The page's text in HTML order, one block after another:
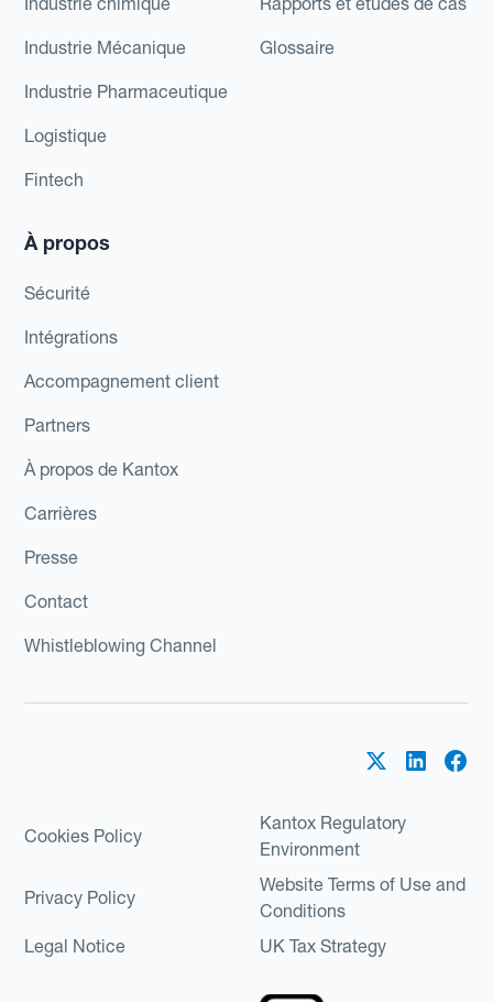
Industrie Mécanique
Industrie Pharmaceutique
Logistique
Fintech
Glossaire
À propos
Sécurité
Intégrations
Accompagnement client
Partners
À propos de Kantox
Carrières
Presse
Contact
Whistleblowing Channel
Cookies Policy
Kantox Regulatory
Environment
Privacy Policy
Website Terms of Use and
Conditions
Legal Notice
UK Tax Strategy